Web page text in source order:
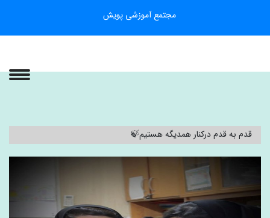
مجتمع آموزشی پویش
قدم به قدم درکنار همدیگه هستیم🍃